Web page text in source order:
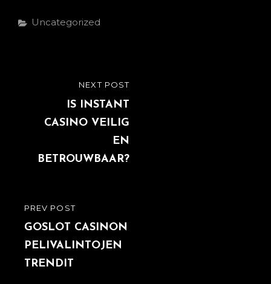
Categories
Uncategorized
navigation
PREVIOUS
POST
PREV POST
GOSLOT CASINON
PELIVALINTOJEN
TRENDIT
NEXT POST
IS INSTANT
CASINO VEILIG
EN
BETROUWBAAR?